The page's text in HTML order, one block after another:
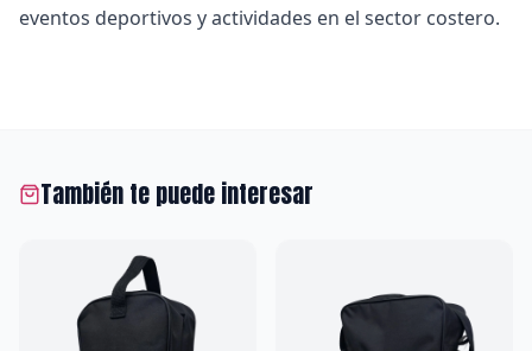
eventos deportivos y actividades en el sector costero.
También te puede interesar